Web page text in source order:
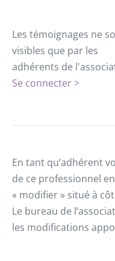
Les témoignages ne
visibles que par les
adhérents de
Se connecter >
En tant qu’adhérent
de ce professionnel
« modifier » situé à
Le bureau de
les modifications